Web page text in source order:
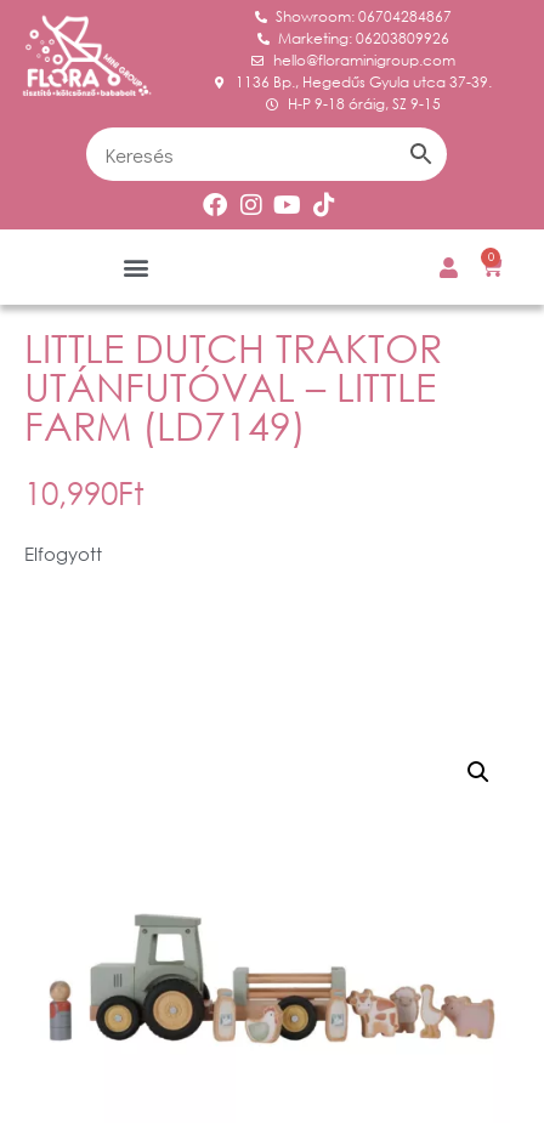
Showroom: 06704284867
Marketing: 06203809926
hello@floraminigroup.com
1136 Bp., Hegedűs Gyula utca 37-39.
H-P 9-18 óráig, SZ 9-15
0
LITTLE DUTCH TRAKTOR
UTÁNFUTÓVAL – LITTLE
FARM (LD7149)
10,990Ft
Elfogyott